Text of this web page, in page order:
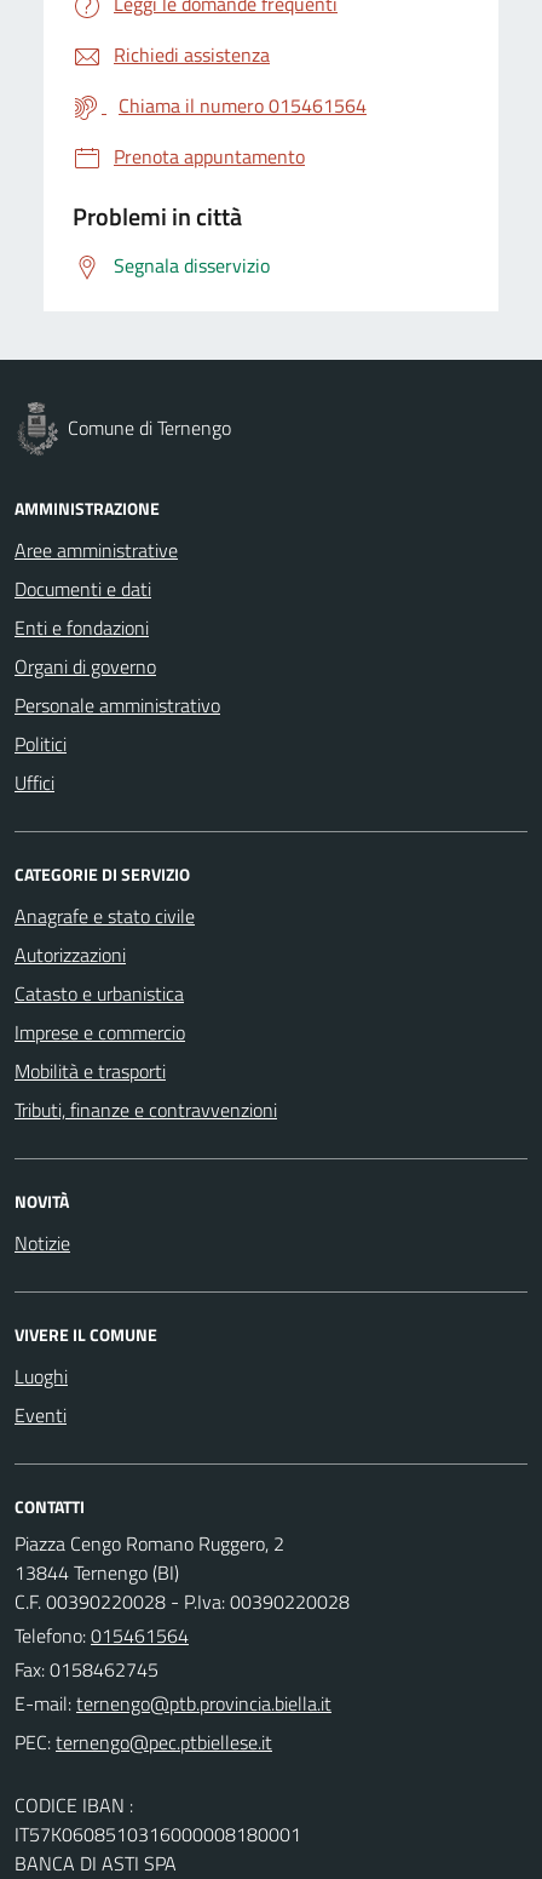
Richiedi assistenza
Chiama il numero 015461564
Prenota appuntamento
Problemi in città
Segnala disservizio
Comune di Ternengo
AMMINISTRAZIONE
Aree amministrative
Documenti e dati
Enti e fondazioni
Organi di governo
Personale amministrativo
Politici
Uffici
CATEGORIE DI SERVIZIO
Anagrafe e stato civile
Autorizzazioni
Catasto e urbanistica
Imprese e commercio
Mobilità e trasporti
Tributi, finanze e contravvenzioni
NOVITÀ
Notizie
VIVERE IL COMUNE
Luoghi
Eventi
CONTATTI
Piazza Cengo Romano Ruggero, 2
13844 Ternengo (BI)
C.F. 00390220028 - P.Iva: 00390220028
Telefono:015461564
Fax: 0158462745
E-mail:
PEC:
CODICE IBAN :
IT57K0608510316000008180001
BANCA DI ASTI SPA